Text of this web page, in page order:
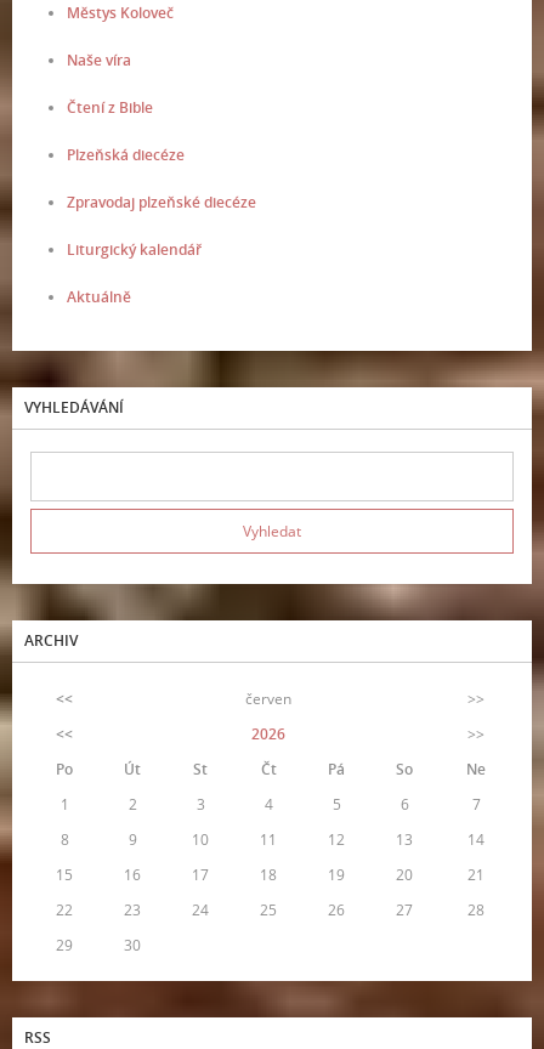
Městys Koloveč
Naše víra
Čtení z Bible
Plzeňská diecéze
Zpravodaj plzeňské diecéze
Liturgický kalendář
Aktuálně
VYHLEDÁVÁNÍ
ARCHIV
<< červen
>>
<<
2026
>>
Po
Út St Čt Pá So
Ne
1
2 3 4 5 6
7
8
9 10 11 12 13
14
15
16 17 18 19 20
21
22
23 24 25 26 27
28
29
30
RSS